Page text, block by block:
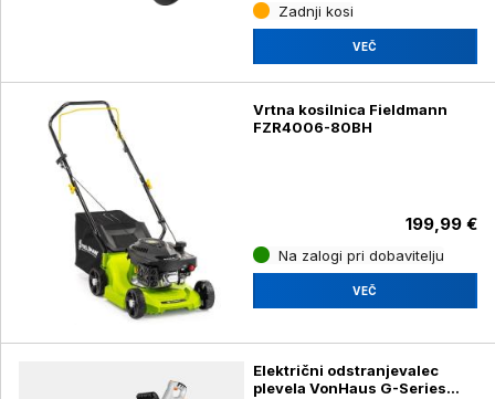
Zadnji kosi
VEČ
Vrtna kosilnica Fieldmann
FZR4006-80BH
199,99 €
Na zalogi pri dobavitelju
VEČ
Električni odstranjevalec
plevela VonHaus G-Series